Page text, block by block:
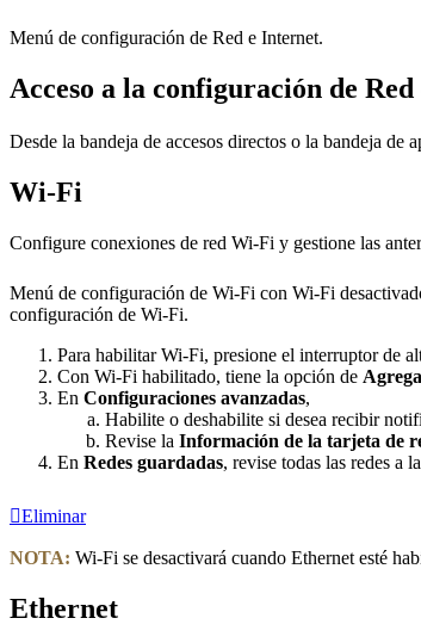
Menú de configuración de Red e Internet.
Acceso a la configuración de
Desde la bandeja de accesos directos o la bandeja de
Wi-Fi
Configure conexiones de red Wi-Fi y gestione las
Menú de configuración de Wi-Fi con Wi-Fi
configuración de Wi-Fi.
Para habilitar Wi-Fi, presione el interruptor de
Con Wi-Fi habilitado, tiene la opción de
En Configuraciones avanzadas,
Habilite o deshabilite si desea recibir
Revise la Información de la tarjeta de
En Redes guardadas, revise todas las redes a
Eliminar
NOTA: Wi-Fi se desactivará cuando Ethernet esté
Ethernet